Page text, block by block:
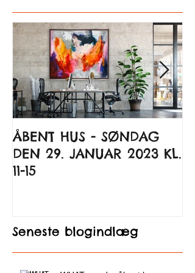
ÅBENT HUS - SØNDAG
DEN 29. JANUAR 2023 KL.
11-15
Seneste blogindlæg